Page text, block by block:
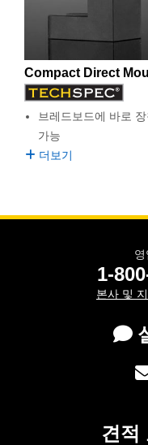
Compact Direct
브레드보드에 바로
가능
더보기
1-
본사 및
견적